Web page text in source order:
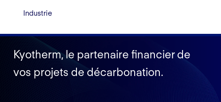
Industrie
Kyotherm, le partenaire financier de
vos projets de décarbonation.